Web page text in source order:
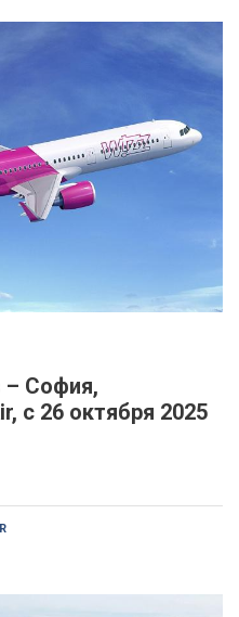
– София,
с 26 октября 2025